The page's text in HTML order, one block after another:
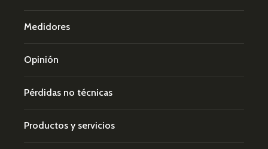
Medidores
Opinión
Pérdidas no técnicas
Productos y servicios